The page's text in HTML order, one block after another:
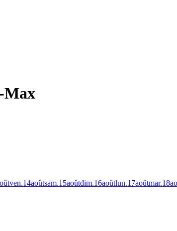
Max
ven.14aoûtsam.15aoûtdim.16aoûtlun.17aoûtmar.18